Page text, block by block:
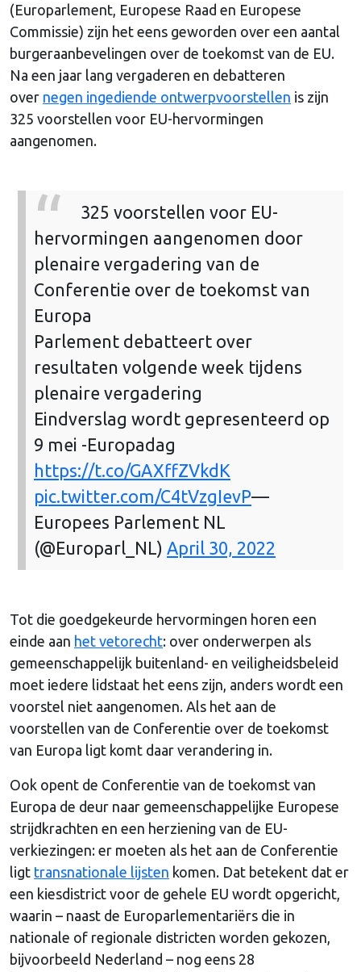
(Europarlement, Europese Raad en Europese
Commissie) zijn het eens geworden over een aantal
burgeraanbevelingen over de toekomst van de EU.
Na een jaar lang vergaderen en debatteren
over negen ingediende ontwerpvoorstellen is zijn
325 voorstellen voor EU-hervormingen
aangenomen.
325 voorstellen voor EU-
hervormingen aangenomen door
plenaire vergadering van de
Conferentie over de toekomst van
Europa
Parlement debatteert over
resultaten volgende week tijdens
plenaire vergadering
Eindverslag wordt gepresenteerd op
9 mei -Europadag
https://t.co/GAXffZVkdK
pic.twitter.com/C4tVzgIevP—
Europees Parlement NL
(@Europarl_NL) April 30, 2022
Tot die goedgekeurde hervormingen horen een
einde aan het vetorecht: over onderwerpen als
gemeenschappelijk buitenland- en veiligheidsbeleid
moet iedere lidstaat het eens zijn, anders wordt een
voorstel niet aangenomen. Als het aan de
voorstellen van de Conferentie over de toekomst
van Europa ligt komt daar verandering in.
Ook opent de Conferentie van de toekomst van
Europa de deur naar gemeenschappelijke Europese
strijdkrachten en een herziening van de EU-
verkiezingen: er moeten als het aan de Conferentie
ligt transnationale lijsten komen. Dat betekent dat er
een kiesdistrict voor de gehele EU wordt opgericht,
waarin – naast de Europarlementariërs die in
nationale of regionale districten worden gekozen,
bijvoorbeeld Nederland – nog eens 28